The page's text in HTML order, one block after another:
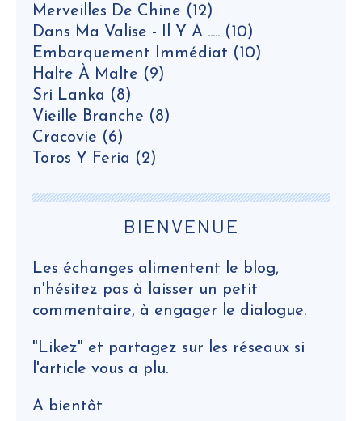
Merveilles De Chine (12)
Dans Ma Valise - Il Y A ..... (10)
Embarquement Immédiat (10)
Halte À Malte (9)
Sri Lanka (8)
Vieille Branche (8)
Cracovie (6)
Toros Y Feria (2)
BIENVENUE
Les échanges alimentent le blog,
n'hésitez pas à laisser un petit
commentaire, à engager le dialogue.
"Likez" et partagez sur les réseaux si
l'article vous a plu.
A bientôt